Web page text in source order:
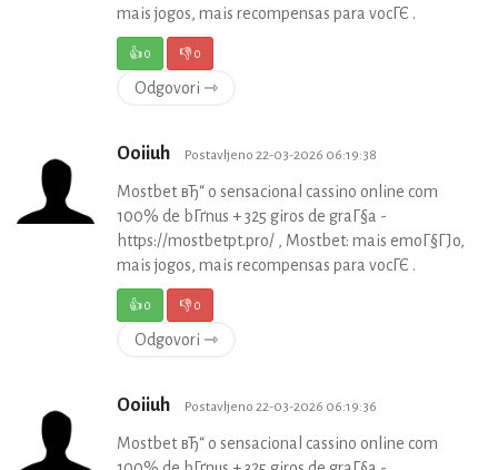
mais jogos, mais recompensas para vocГЄ .
👍0 👎0
Odgovori ⇾
Ooiiuh Postavljeno 22-03-2026 06:19:38
Mostbet вЂ“ o sensacional cassino online com
100% de bГґnus + 325 giros de graГ§a -
https://mostbetpt.pro/ , Mostbet: mais emoГ§ГЈo,
mais jogos, mais recompensas para vocГЄ .
👍0 👎0
Odgovori ⇾
Ooiiuh Postavljeno 22-03-2026 06:19:36
Mostbet вЂ“ o sensacional cassino online com